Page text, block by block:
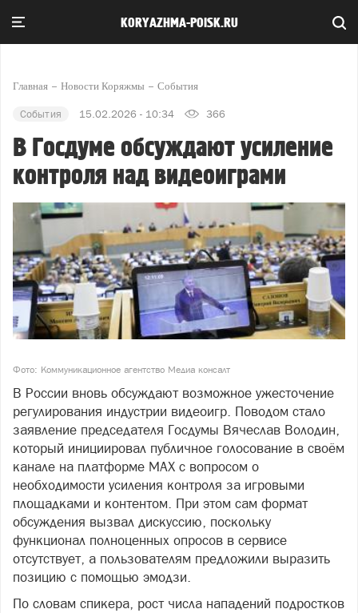
KORYAZHMA-POISK.RU
Главная Новости Коряжмы События
События 15.02.2026 - 10:34 366
В Госдуме обсуждают усиление
контроля над видеоиграми
Фото: Коммуникационное агентство Медиа консалт
В России вновь обсуждают возможное ужесточение
регулирования индустрии видеоигр. Поводом стало
заявление председателя Госдумы Вячеслав Володин,
который инициировал публичное голосование в своём
канале на платформе МАХ с вопросом о
необходимости усиления контроля за игровыми
площадками и контентом. При этом сам формат
обсуждения вызвал дискуссию, поскольку
функционал полноценных опросов в сервисе
отсутствует, а пользователям предложили выразить
позицию с помощью эмодзи.
По словам спикера, рост числа нападений подростков